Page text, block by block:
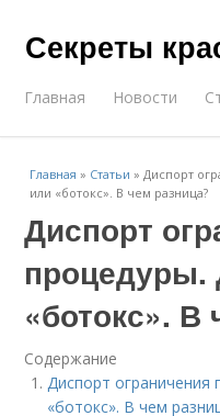
Секреты
Главная Новости
Главная » Статьи »Диспорт
или «ботокс». В чем разница?
Диспорт
процедуры.
«ботокс». В
Содержание
Диспорт ограничения
«ботокс». В чем